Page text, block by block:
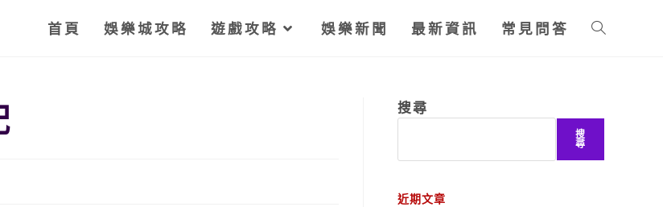
首頁 娛樂城攻略 遊戲攻略 娛樂新聞 最新資訊 常見問答
搜尋
搜
尋
近期文章